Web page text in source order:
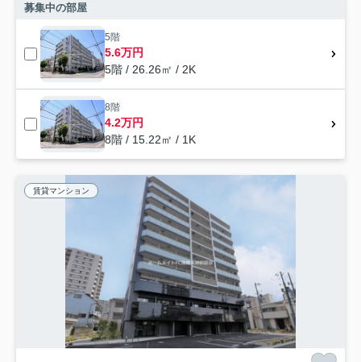
募集中の部屋
5階
5.6万円
5階 / 26.26㎡ / 2K
8階
4.2万円
8階 / 15.22㎡ / 1K
賃貸マンション